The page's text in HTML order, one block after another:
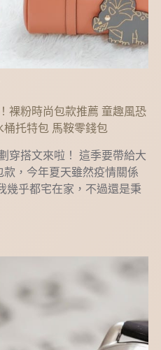
裸粉時尚包款推薦 童趣風恐
托特包 馬鞍零錢包
穿搭文來啦！ 這季要帶給大
，今年夏天雖然疫情關係
幾乎都宅在家，不過還是秉